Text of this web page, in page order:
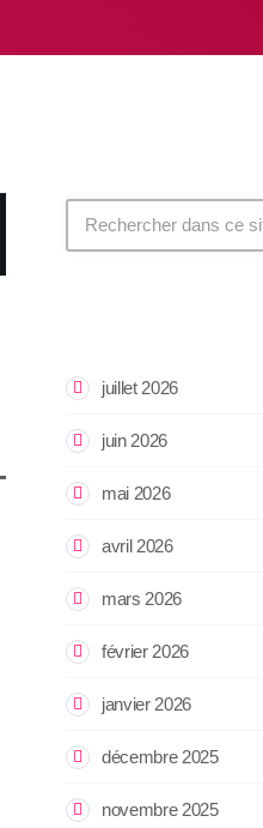
juillet 2026
juin 2026
mai 2026
avril 2026
mars 2026
février 2026
janvier 2026
décembre 2025
novembre 2025